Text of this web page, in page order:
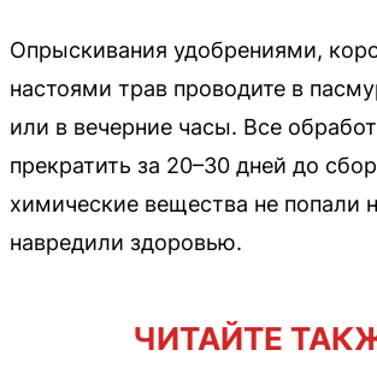
Опрыскивания удобрениями,
настоями трав проводите в
или в вечерние часы. Все
прекратить за 20–30 дней до
химические вещества не попали
навредили здоровью.
ЧИТАЙТЕ